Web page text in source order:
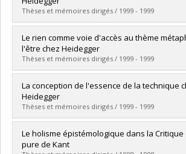
Diplôme obtenu :Ph. D.
Lien vers le document dans Papyrus
Thèses et mémoires dirigés / 1999 - 1999
Diplômé(e) :Roy, Martin
Cycle :Maîtrise
Diplôme obtenu :M.A.
Lien vers le document dans Papyrus
Le rien comme voie d'accès au thème
l'être chez Heidegger
Thèses et mémoires dirigés / 1999 - 1999
Diplômé(e) :Basque, Tania
Cycle :Maîtrise
Diplôme obtenu :M.A.
Lien vers le document dans Papyrus
La conception de l'essence de la technique
Heidegger
Thèses et mémoires dirigés / 1999 - 1999
Diplômé(e) :Arviset, Jean-Sébastien
Cycle :Maîtrise
Le holisme épistémologique dans la
pure de Kant